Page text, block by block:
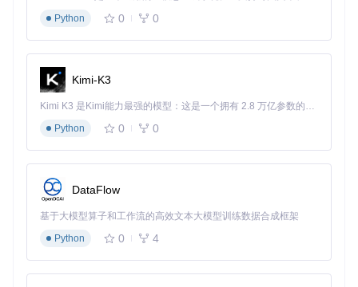
2. 依赖安装与服务启动 根据操作系统选择对应的启动脚本：
Windows：双击
服务启动检查清单
3000端口未被占用
配置文件自动生成
3. 访问管理控制台
，系统将显示管理界面：
系统状态显示正常
Python
0 0
Kimi-K3
Kimi K3 是Kimi能力最强的模型：这是一个拥有 2.8 万亿参数的混合专家（MoE）模型，具备原生视觉理解能力，并支持 100 万 token 的上下文窗口。
Python
0 0
DataFlow
基于大模型算子和工作流的高效文本大模型训练数据合成框架
Python
0 4